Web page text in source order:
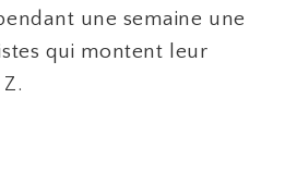
une semaine une
qui montent leur